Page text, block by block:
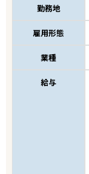
勤務地
雇用形態
業種
給与